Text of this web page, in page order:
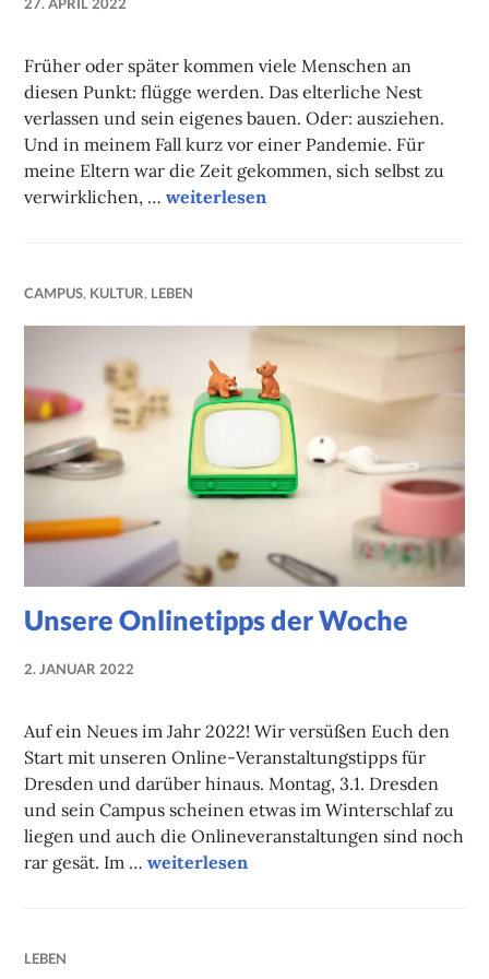
Früher oder später kommen viele Menschen an
diesen Punkt: flügge werden. Das elterliche Nest
verlassen und sein eigenes bauen. Oder: ausziehen.
Und in meinem Fall kurz vor einer Pandemie. Für
meine Eltern war die Zeit gekommen, sich selbst zu
verwirklichen, …Aus eins mach vier!
weiterlesen
CAMPUS, KULTUR, LEBEN
Unsere Onlinetipps der Woche
2. JANUAR 2022
Auf ein Neues im Jahr 2022! Wir versüßen Euch den
Start mit unseren Online-Veranstaltungstipps für
Dresden und darüber hinaus. Montag, 3.1. Dresden
und sein Campus scheinen etwas im Winterschlaf zu
liegen und auch die Onlineveranstaltungen sind noch
rar gesät. Im …Unsere Onlinetipps der Woche
weiterlesen
LEBEN